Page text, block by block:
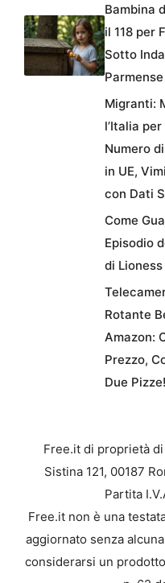
Bambina
il 118 per
Sotto
Parmense
Migranti:
l’Italia
Numero
in UE,
con Dati
Come
Episodio
di Lioness
Rotante
Amazon:
Prezzo,
Due Pizze!
Free.it di proprietà di
Sistina 121, 00187
Partita
Free.it non è una
aggiornato senza
considerarsi un